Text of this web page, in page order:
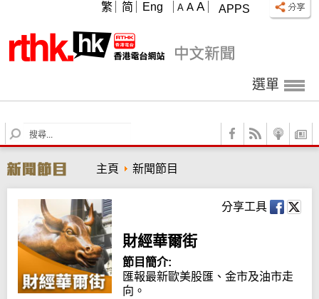
APPS
A A A
繁 简 Eng
選單
S
e
r
c
h
主頁 新聞節目
分享工具
財經華爾街
節目簡介:
匯報最新歐美股匯、金市及油市走
向。